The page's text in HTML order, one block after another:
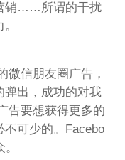
销……所谓的干扰
微信朋友圈广告，
弹出，成功的对我
告要想获得更多的
不可少的。Facebo